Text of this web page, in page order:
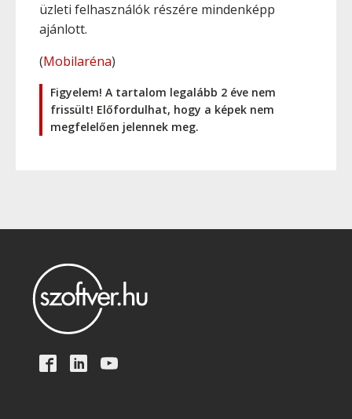
üzleti felhasználók részére mindenképp
ajánlott.
(Mobilaréna)
Figyelem! A tartalom legalább 2 éve nem
frissült! Előfordulhat, hogy a képek nem
megfelelően jelennek meg.